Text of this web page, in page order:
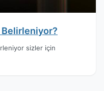
sizler için